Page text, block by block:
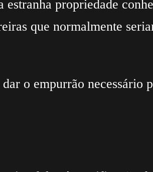
propriedade
que normalmente
o empurrão necessário